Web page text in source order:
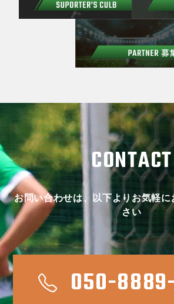
CONTACT
お問い合わせは、以下よりお気軽
さい
050-